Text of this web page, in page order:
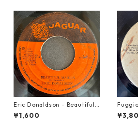
Eric Donaldson - Beautiful
Maiden【7-21788】
¥1,600
o The